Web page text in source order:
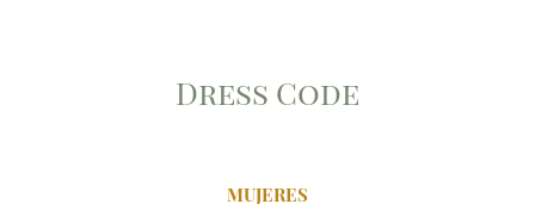
Dress Code
MUJERES